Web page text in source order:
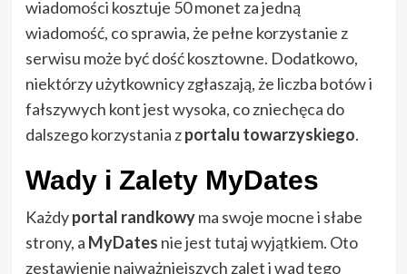
wiadomości kosztuje 50 monet za jedną
wiadomość, co sprawia, że pełne korzystanie z
serwisu może być dość kosztowne. Dodatkowo,
niektórzy użytkownicy zgłaszają, że liczba botów i
fałszywych kont jest wysoka, co zniechęca do
dalszego korzystania zportalu towarzyskiego.
Wady i Zalety MyDates
Każdyportal randkowyma swoje mocne i słabe
strony, a MyDates nie jest tutaj wyjątkiem. Oto
zestawienie najważniejszych zalet i wad tego